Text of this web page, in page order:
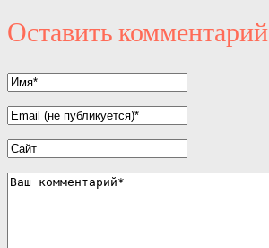
Оставить комментарий